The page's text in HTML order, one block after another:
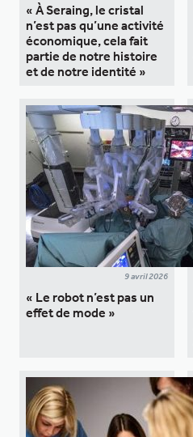
« À Seraing, le cristal
n’est pas qu’une activité
économique, cela fait
partie de notre histoire
et de notre identité »
9 avril 2026
« Le robot n’est pas un
effet de mode »